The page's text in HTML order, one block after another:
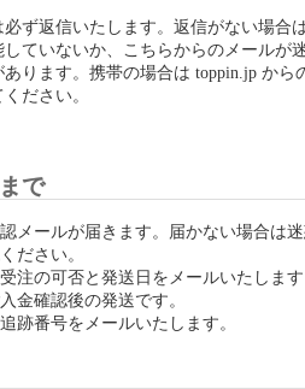
ず返信いたします。返信がない場合
ていないか、こちらからのメールが
ります。携帯の場合は toppin.jp から
ださい。
で
メールが届きます。届かない場合は
ださい。
注の可否と発送日をメールいたしま
金確認後の発送です。
跡番号をメールいたします。